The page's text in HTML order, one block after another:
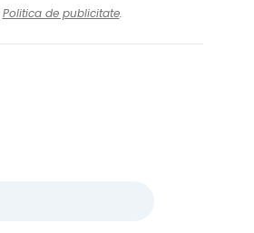
Politica de publicitate.